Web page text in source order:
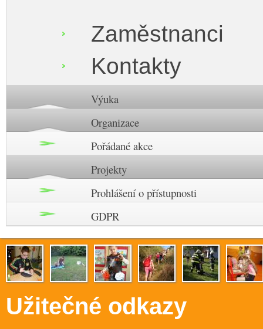
Zaměstnanci
Kontakty
Výuka
Organizace
Pořádané akce
Projekty
Prohlášení o přístupnosti
GDPR
Užitečné odkazy